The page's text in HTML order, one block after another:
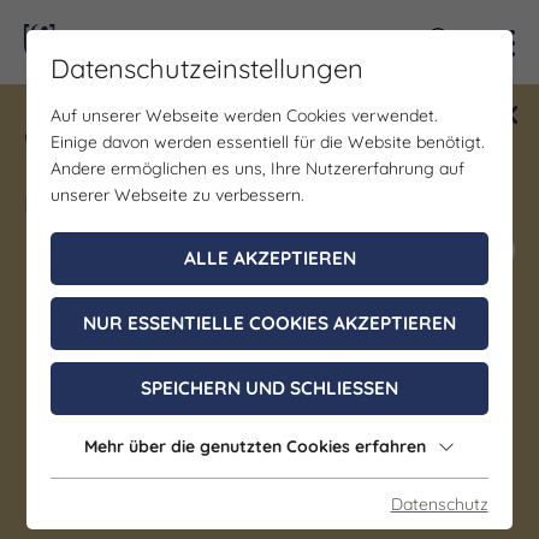
Gewinne ein Blind Date mit Saale-
Unstrut! Teilnahme vom 1.7. - 18.12.
möglich.
Jetzt mitmachen
Landschaftspark mit
Irrgarten Braunsbedra:
Natur und Historie erleben
Datenschutzeinstellungen
Auf unserer Webseite werden Cookies verwendet.
Einige davon werden essentiell für die Website benötigt.
Andere ermöglichen es uns, Ihre Nutzererfahrung auf
unserer Webseite zu verbessern.
ALLE AKZEPTIEREN
NUR ESSENTIELLE COOKIES AKZEPTIEREN
SPEICHERN UND SCHLIESSEN
Mehr über die genutzten Cookies erfahren
Datenschutz